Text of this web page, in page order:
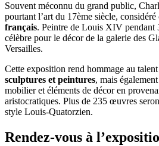
Souvent méconnu du grand public,
pourtant l’art du 17ème siècle, considéré
français. Peintre de Louis XIV pendant
célèbre pour le décor de la galerie des
Versailles.
Cette exposition rend hommage au
sculptures et peintures, mais
mobilier et éléments de décor en
aristocratiques. Plus de 235 œuvres
style Louis-Quatorzien.
Rendez-vous à